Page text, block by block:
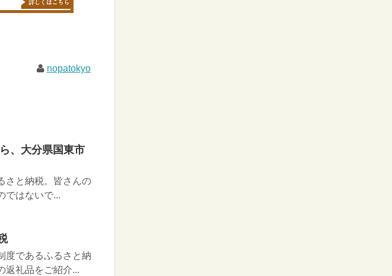
nopatokyo
、大分県国東市
さと納税。皆さんの
ではないで...
度であるふるさと納
返礼品をご紹介...